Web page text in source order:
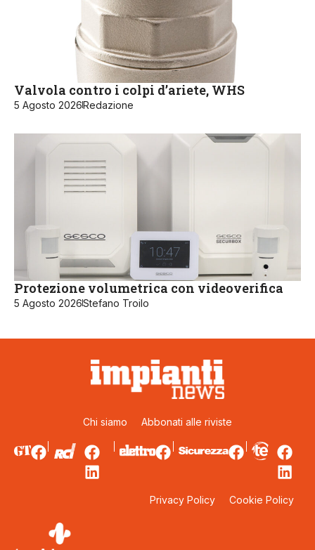
Valvola contro i colpi d’ariete, WHS
5 Agosto 2026Redazione
Protezione volumetrica con videoverifica
5 Agosto 2026Stefano Troilo
Chi siamo Abbonati alle riviste
Privacy Policy Cookie Policy